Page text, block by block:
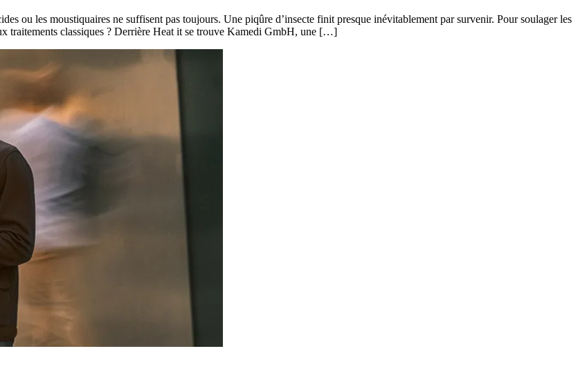
ou les moustiquaires ne suffisent pas toujours. Une piqûre d’insecte finit presque inévitablement par survenir. Pour soulager les
traitements classiques ? Derrière Heat it se trouve Kamedi GmbH, une […]